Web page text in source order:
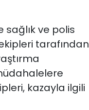
sağlık ve polis
tarafından
kazayla ilgili